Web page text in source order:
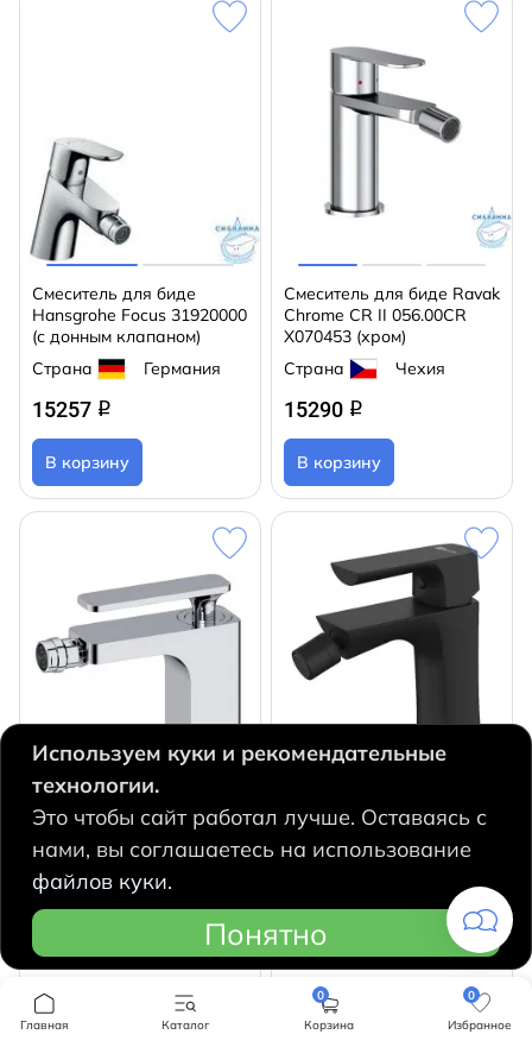
Смеситель для биде
Hansgrohe Focus 31920000
(с донным клапаном)
Страна
Германия
15257 q
В корзину
Смеситель для биде Ravak
Chrome CR II 056.00CR
X070453 (хром)
Страна
Чехия
15290 q
В корзину
Смеситель для биде Timo
Torne 4362/00F (без
донного клапана) (хром)
Страна
Финляндия
15436 q
В корзину
Смеситель для биде
Lemark Ursus LM7208BL (с
донным клапаном)
Страна
Чехия
15474 q
В корзину
Используем куки и рекомендательные
технологии.
Это чтобы сайт работал лучше. Оставаясь с
нами, вы соглашаетесь на использование
файлов куки.
Понятно
Главная Каталог
0
Корзина
0
Избранное